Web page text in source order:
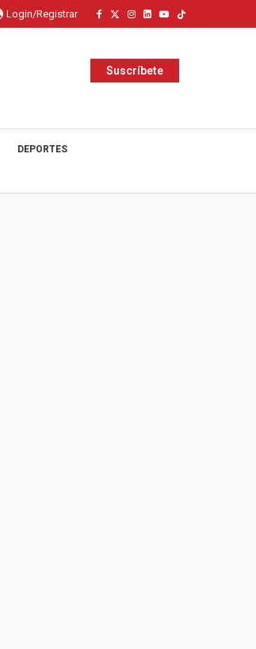
Login/Registrar
Suscríbete
DEPORTES